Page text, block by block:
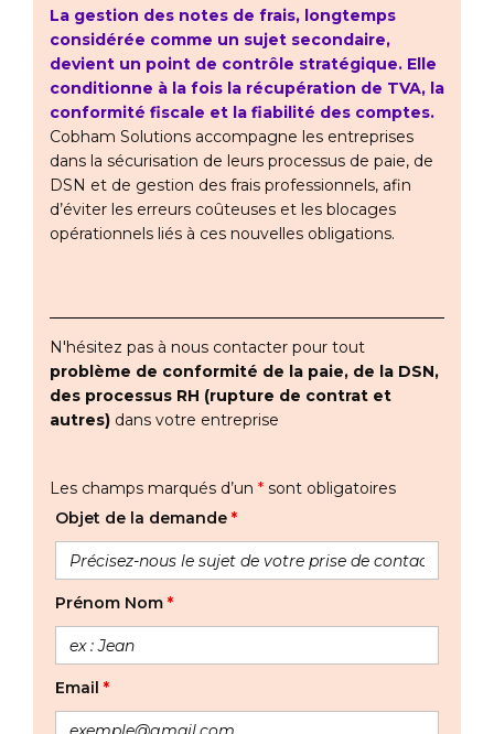
La gestion des notes de frais, longtemps
considérée comme un sujet secondaire,
devient un point de contrôle stratégique. Elle
conditionne à la fois la récupération de TVA, la
conformité fiscale et la fiabilité des comptes.
Cobham Solutions accompagne les entreprises
dans la sécurisation de leurs processus de paie, de
DSN et de gestion des frais professionnels, afin
d’éviter les erreurs coûteuses et les blocages
opérationnels liés à ces nouvelles obligations.
N'hésitez pas à nous contacter pour tout
problème de conformité de la paie, de la DSN,
des processus RH (rupture de contrat et
autres) dans votre entreprise
Les champs marqués d’un * sont obligatoires
Objet de la demande *
Prénom Nom *
Email *